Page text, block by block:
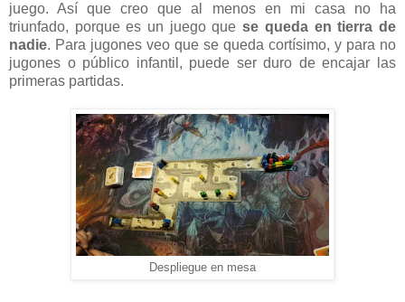
juego. Así que creo que al menos en mi casa no ha
triunfado, porque es un juego quese queda en tierra de
nadie. Para jugones veo que se queda cortísimo, y para no
jugones o público infantil, puede ser duro de encajar las
primeras partidas.
Despliegue en mesa